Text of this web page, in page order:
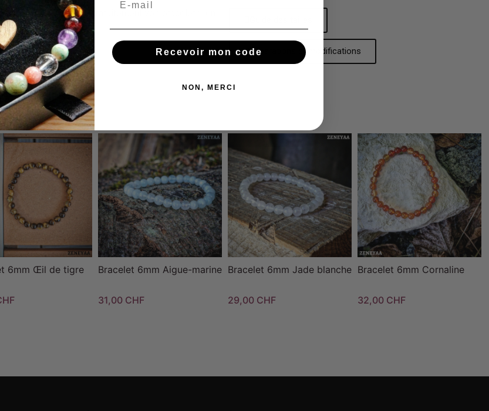
et réparons gratuitement vos bracelets en
besoin !
Réparations et modifications
6mm Œil de tigre Bracelet 6mm Aigue-marine
31,00 CHF
Bracelet 6mm Jade blanche
29,00 CHF
Bracelet 6mm Cornaline
32,00 CHF
Recevoir mon code
NON, MERCI